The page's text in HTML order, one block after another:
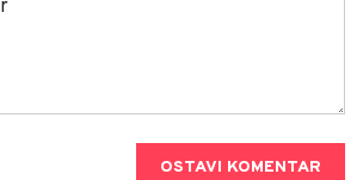
OSTAVI KOMENTAR